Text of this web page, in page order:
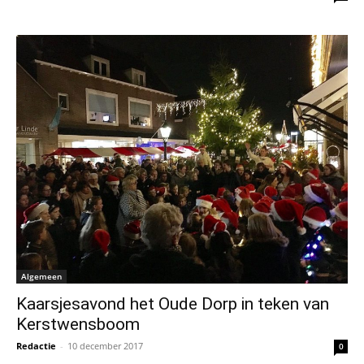
Algemeen
Kaarsjesavond het Oude Dorp in teken van
Kerstwensboom
Redactie - 10 december 2017 0